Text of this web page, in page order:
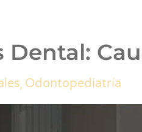
Dental:
, Odontopediatría